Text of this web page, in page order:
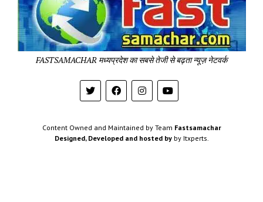
-
FASTSAMACHAR मध्यप्रदेश का सबसे तेजी से बढ़ता न्यूज़ नेटवर्क
Content Owned and Maintained by Team Fastsamachar
Designed, Developed and hosted byby Itxperts.